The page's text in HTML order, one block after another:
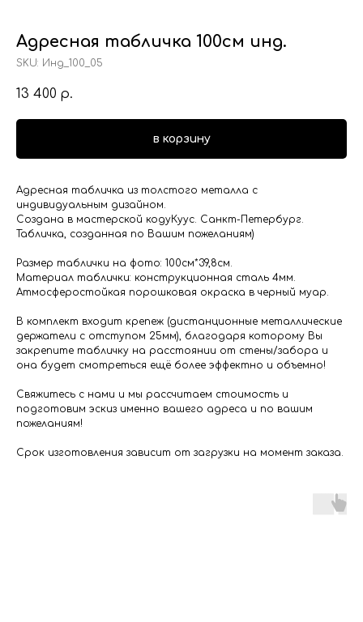
Адресная табличка 100см инд.
SKU: Инд_100_05
13 400 р.
в корзину
Адресная табличка из толстого металла с
индивидуальным дизайном.
Создана в мастерской кодуКуус. Санкт-Петербург.
Табличка, созданная по Вашим пожеланиям)
Размер таблички на фото: 100см*39,8см.
Материал таблички: конструкционная сталь 4мм.
Атмосферостойкая порошковая окраска в черный муар.
В комплект входит крепеж (дистанционные металлические
держатели с отступом 25мм), благодаря которому Вы
закрепите табличку на расстоянии от стены/забора и
она будет смотреться ещё более эффектно и объемно!
Свяжитесь с нами и мы рассчитаем стоимость и
подготовим эскиз именно вашего адреса и по вашим
пожеланиям!
Срок изготовления зависит от загрузки на момент заказа.